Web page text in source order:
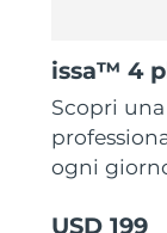
issa™ 4
Scopri
ogni
USD 199